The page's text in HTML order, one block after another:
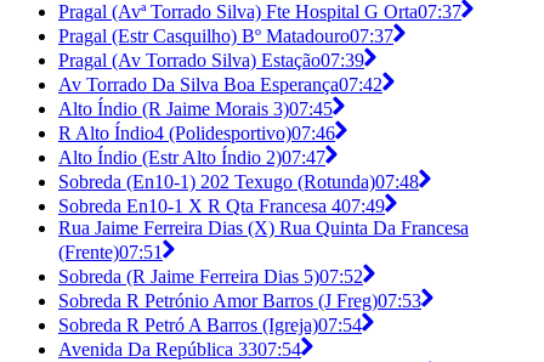
Pragal (Avª Torrado Silva) Fte Hospital G Orta07:37
Pragal (Estr Casquilho) Bº Matadouro07:37
Pragal (Av Torrado Silva) Estação07:39
Av Torrado Da Silva Boa Esperança07:42
Alto Índio (R Jaime Morais 3)07:45
R Alto Índio4 (Polidesportivo)07:46
Alto Índio (Estr Alto Índio 2)07:47
Sobreda (En10-1) 202 Texugo (Rotunda)07:48
Sobreda En10-1 X R Qta Francesa 407:49
Rua Jaime Ferreira Dias (X) Rua Quinta Da Francesa
(Frente)07:51
Sobreda (R Jaime Ferreira Dias 5)07:52
Sobreda R Petrónio Amor Barros (J Freg)07:53
Sobreda R Petró A Barros (Igreja)07:54
Avenida Da República 3307:54